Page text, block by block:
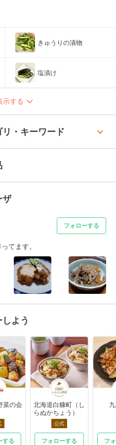
きゅうりの漬物
塩漬け
示する
・キーワード keyboard_arrow_up
ザ
フォローする
てます。
よう
菜の会
する
北海道白糠町（し
らぬかちょう）
公式
フォローする フ